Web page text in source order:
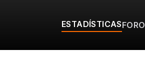
ESTADÍSTICASFORO